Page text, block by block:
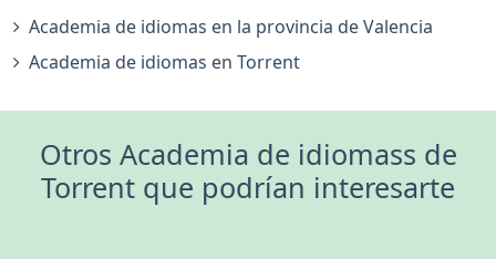
Academia de idiomas en la provincia de Valencia
Academia de idiomas en Torrent
Otros Academia de idiomass de
Torrent que podrían interesarte